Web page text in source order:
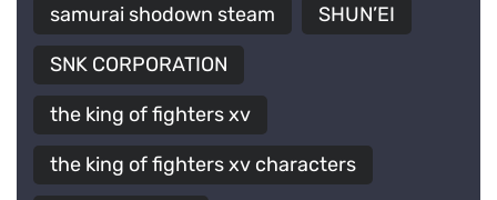
samurai shodown steam SHUN’EI
SNK CORPORATION
the king of fighters xv
the king of fighters xv characters